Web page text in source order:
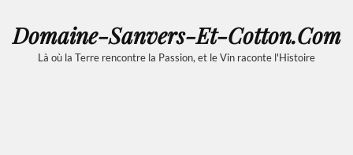
Domaine-Sanvers-Et-Cotton.com
Là où la Terre rencontre la Passion, et le Vin raconte l'Histoire